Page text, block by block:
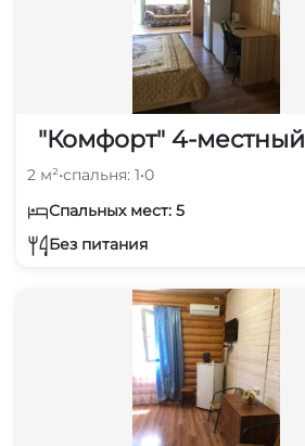
"Комфорт" 4-местный
2 м²•спальня: 1•0
Спальных мест: 5
Без питания